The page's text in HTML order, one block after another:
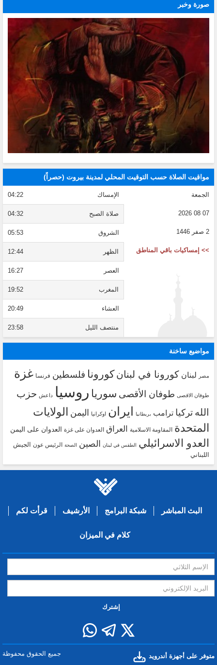
صورة وخبر
مواقيت الصلاة حسب التوقيت المحلي لمدينة بيروت (حصراً)
الجمعة
07 08 2026
2 صفر 1446
>> إمساكيات باقي المناطق
الإمساك 04:22
صلاة الصبح 04:32
الشروق 05:53
الظهر 12:44
العصر 16:27
المغرب 19:52
العشاء 20:49
منتصف الليل 23:58
مواضيع ساخنة
مصر لبنان كورونا في لبنانكورونا فلسطين فرنسا غزة
طوفان الاقصى طوفان الأقصى سوريا روسيا داعش حزب
الله تركيا ترامب بريطانيا ايران اوكرانيا اليمن الولايات
المتحدة المقاومة الاسلامية العراق العدوان على غزة العدوان على اليمن
العدو الاسرائيلي الطقس في لبنان الصين الصحة الرئيس عون
الجيش
اللبناني
البث المباشر شبكة البرامج الأرشيف قرأت لكم
كلام في الميزان
إشترك
متوفر على أجهزة أندرويد جميع الحقوق محفوظة